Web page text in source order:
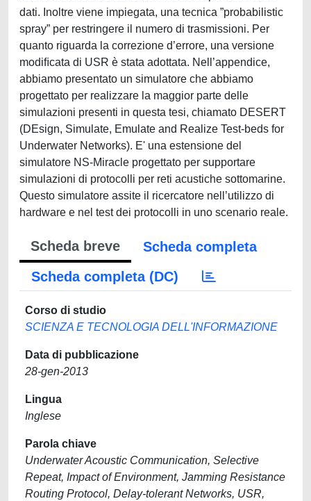
dati. Inoltre viene impiegata, una tecnica ”probabilistic
spray” per restringere il numero di trasmissioni. Per
quanto riguarda la correzione d’errore, una versione
modiﬁcata di USR è stata adottata. Nell’appendice,
abbiamo presentato un simulatore che abbiamo
progettato per realizzare la maggior parte delle
simulazioni presenti in questa tesi, chiamato DESERT
(DEsign, Simulate, Emulate and Realize Test-beds for
Underwater Networks). E' una estensione del
simulatore NS-Miracle progettato per supportare
simulazioni di protocolli per reti acustiche sottomarine.
Questo simulatore assite il ricercatore nell’utilizzo di
hardware e nel test dei protocolli in uno scenario reale.
Scheda breve
Scheda completa
Scheda completa (DC)
Corso di studio
SCIENZA E TECNOLOGIA DELL'INFORMAZIONE
Data di pubblicazione
28-gen-2013
Lingua
Inglese
Parola chiave
Underwater Acoustic Communication, Selective
Repeat, Impact of Environment, Jamming Resistance
Routing Protocol, Delay-tolerant Networks, USR,